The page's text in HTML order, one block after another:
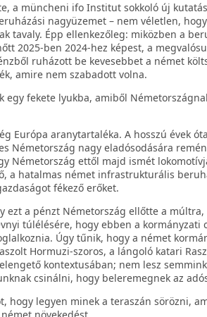
a müncheni ifo Institut sokkoló új
nagyüzemet – nem véletlen,
tavaly. Épp ellenkezőleg: miközben a
2025-ben 2024-hez képest, a
ruházott be kevesebbet a német
amire nem szabadott volna.
egy fekete lyukba, amiből
Európa aranytartaléka. A hosszú évek
Németország nagy eladósodására
Németország ettől majd ismét
a hatalmas német infrastrukturális
fékező erőket.
ezt a pénzt Németország ellőtte a
túlélésére, hogy ebben a kormányzati
Úgy tűnik, hogy a német
Hormuzi-szoros, a lángoló katari
kontextusában; nem lesz
csinálni, hogy beleremegnek az
hogy legyen minek a teraszán sörözni,